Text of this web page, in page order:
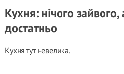
Кухня: нічого зайвого,
достатньо
Кухня тут невелика.